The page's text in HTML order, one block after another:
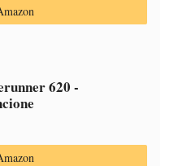
620 -